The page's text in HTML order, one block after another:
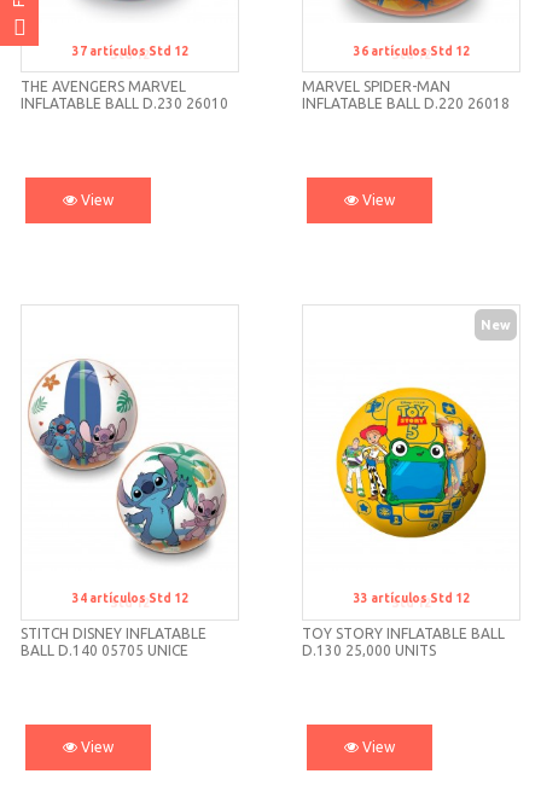
Std 12
THE AVENGERS MARVEL
INFLATABLE BALL D.230 26010
37 artículosStd 12
View
Std 12
MARVEL SPIDER-MAN
INFLATABLE BALL D.220 26018
36 artículosStd 12
View
Std 12
STITCH DISNEY INFLATABLE
BALL D.140 05705 UNICE
34 artículosStd 12
View
New
Std 12
TOY STORY INFLATABLE BALL
D.130 25,000 UNITS
33 artículosStd 12
View